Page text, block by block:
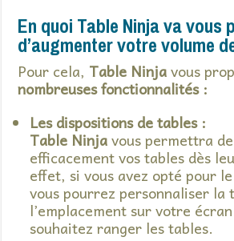
En quoi Table Ninja va vous
d’augmenter votre volume
Pour cela, Table Ninjavous
nombreuses fonctionnalités :
Les dispositions de tables :
Table Ninjavous permettra
efficacement vos tables dès
effet, si vous avez opté pour
vous pourrez personnaliser la
l’emplacement sur votre
souhaitez ranger les tables.